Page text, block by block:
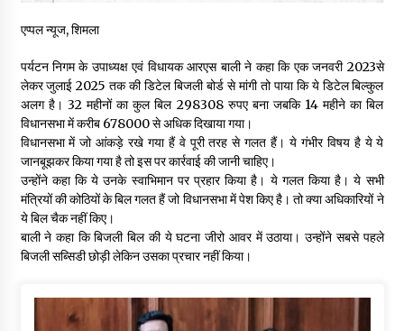
हिमाचल में प्रतिशोध की राजनीति के खिलाफ भाजपा ने शिमला CM आवास
ओकओवर घेराव में किया शक्ति प्रदर्शन
05/08/2026
भवन एवं अन्य सन्निर्माण कामगार शीघ्र करवाएं ई-श्रम पोर्टल पर पंजीकरण
05/08/2026
एप्पल न्यूज, शिमला
पर्यटन निगम के उपाध्यक्ष एवं विधायक आरएस बाली ने कहा कि एक जनवरी 2023से
लेकर जुलाई 2025 तक की डिटेल बिजली बोर्ड से मांगी तो पाया कि ये डिटेल बिल्कुल
अलग है। 32 महीनों का कुल बिल 298308 रुपए बना जबकि 14 महीने का बिल
विधानसभा में करीब 678000 से अधिक दिखाया गया।
विधानसभा में जो आंकड़े रखे गया हैं वे पूरी तरह से गलत हैं। ये गंभीर विषय है ये ये
जानबूझकर किया गया है तो इस पर कार्रवाई की जानी चाहिए।
उन्होंने कहा कि ये उनके स्वाभिमान पर प्रहार किया है। ये गलत किया है। ये सभी
मंत्रियों की कोठियों के बिल गलत हैं जो विधानसभा में पेश किए है। तो क्या अधिकारियों ने
ये बिल चैक नहीं किए।
बाली ने कहा कि बिजली बिल की ये घटना जीरो आवर में उठाया। उन्होंने सबसे पहले
बिजली सब्सिडी छोड़ी लेकिन उसका प्रचार नहीं किया।